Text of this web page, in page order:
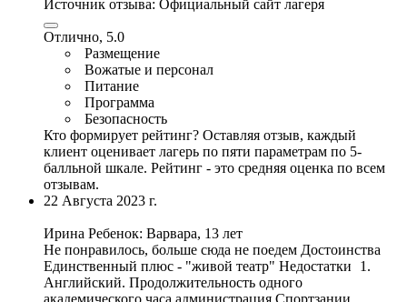
Источник отзыва: Официальный сайт лагеря
Отлично, 5.0
Размещение
Вожатые и персонал
Питание
Программа
Безопасность
Кто формирует рейтинг? Оставляя отзыв, каждый
клиент оценивает лагерь по пяти параметрам по 5-
балльной шкале. Рейтинг - это средняя оценка по всем
отзывам.
22 Августа 2023 г.
Ирина Ребенок: Варвара, 13 лет
Не понравилось, больше сюда не поедем Достоинства
Единственный плюс - "живой театр" Недостатки
1.
Английский. Продолжительность одного
академического часа администрация Спортзании